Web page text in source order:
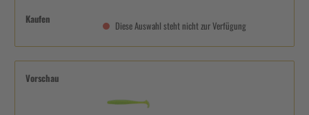
Kaufen
Diese Auswahl steht nicht zur Verfügung
Vorschau